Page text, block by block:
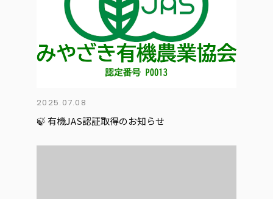
2025.07.08
🍃 有機JAS認証取得のお知らせ